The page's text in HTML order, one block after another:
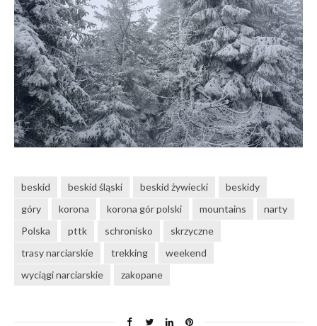
beskid beskid śląski beskid żywiecki
beskidy
góry
korona korona gór polski mountains
narty
Polska
pttk schronisko
skrzyczne
trasy narciarskie
trekking
weekend
wyciągi narciarskie
zakopane